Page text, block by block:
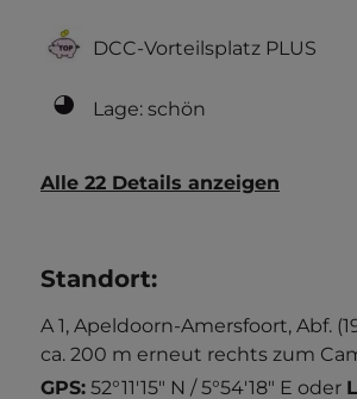
DCC-Vorteilsplatz PLUS
Lage: schön
Alle 22 Details anzeigen
Standort:
A 1, Apeldoorn-Amersfoort, Abf.
ca. 200 m erneut rechts zum
GPS: 52°11'15" N / 5°54'18" E oder